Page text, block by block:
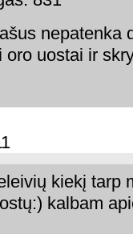
nepatenka
uostai ir
kiekį tarp
kalbam